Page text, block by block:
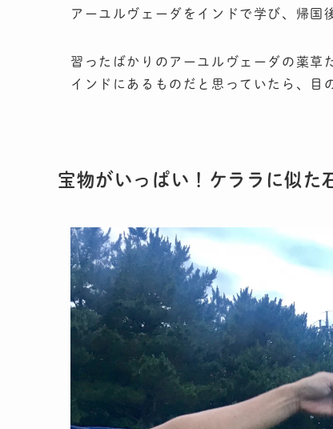
アーユルヴェーダをインドで学び、帰国
習ったばかりのアーユルヴェーダの薬草
インドにあるものだと思っていたら、目
宝物がいっぱい！ケララに似た